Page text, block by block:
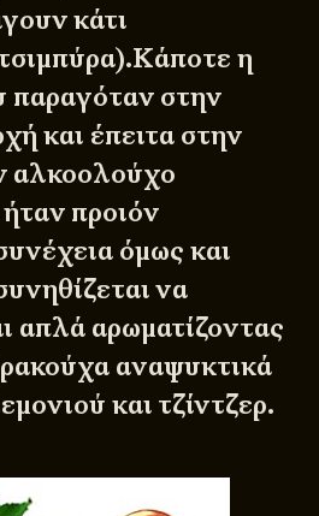
κάτι
η
στην
και έπειτα στην
αλκοολούχο
προιόν
όμως και
να
απλά αρωματίζοντας
αναψυκτικά
και τζίντζερ.